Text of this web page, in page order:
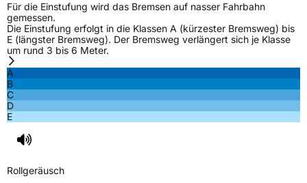
Rollgeräusch (dB)72
FahrzeugklasseC1
3PMSF / Schneeflockensymbol / Alpine-Symbol
Allgemeine Produktsicherheit (GPSR)
Für die Einstufung wird das Bremsen auf nasser Fahrbahn
gemessen.
Die Einstufung erfolgt in die Klassen A (kürzester Bremsweg) bis
E (längster Bremsweg). Der Bremsweg verlängert sich je Klasse
um rund 3 bis 6 Meter.
A
B
C
D
E
Rollgeräusch